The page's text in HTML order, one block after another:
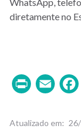
diretamente no
Print
Atualizado em